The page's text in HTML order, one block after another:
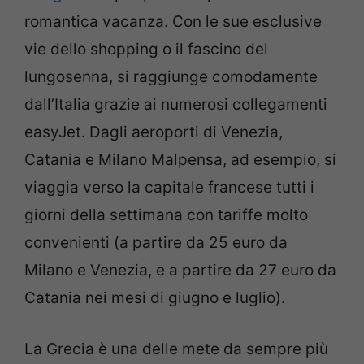
romantica vacanza. Con le sue esclusive
vie dello shopping o il fascino del
lungosenna, si raggiunge comodamente
dall’Italia grazie ai numerosi collegamenti
easyJet. Dagli aeroporti di Venezia,
Catania e Milano Malpensa, ad esempio, si
viaggia verso la capitale francese tutti i
giorni della settimana con tariffe molto
convenienti (a partire da 25 euro da
Milano e Venezia, e a partire da 27 euro da
Catania nei mesi di giugno e luglio).
La Grecia è una delle mete da sempre più